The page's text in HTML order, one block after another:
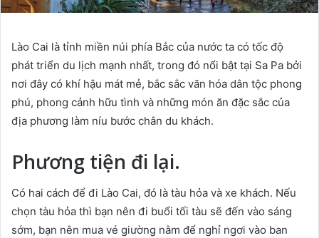
Lào Cai là tỉnh miền núi phía Bắc của nước ta có tốc độ
phát triển du lịch mạnh nhất, trong đó nổi bật tại Sa Pa bởi
nơi đây có khí hậu mát mẻ, bắc sắc văn hóa dân tộc phong
phú, phong cảnh hữu tình và những món ăn đặc sắc của
địa phương làm níu bước chân du khách.
Phương tiện đi lại.
Có hai cách để đi Lào Cai, đó là tàu hỏa và xe khách. Nếu
chọn tàu hỏa thì bạn nên đi buổi tối tàu sẽ đến vào sáng
sớm, bạn nên mua vé giường nằm để nghỉ ngơi vào ban